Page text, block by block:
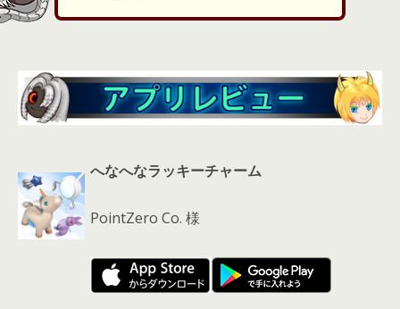
へなへなラッキーチャーム
PointZero Co. 様